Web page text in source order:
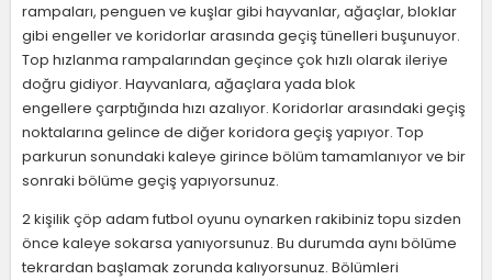
rampaları, penguen ve kuşlar gibi hayvanlar, ağaçlar, bloklar
gibi engeller ve koridorlar arasında geçiş tünelleri buşunuyor.
Top hızlanma rampalarından geçince çok hızlı olarak ileriye
doğru gidiyor. Hayvanlara, ağaçlara yada blok
engellere çarptığında hızı azalıyor. Koridorlar arasındaki geçiş
noktalarına gelince de diğer koridora geçiş yapıyor. Top
parkurun sonundaki kaleye girince bölüm tamamlanıyor ve bir
sonraki bölüme geçiş yapıyorsunuz.
2 kişilik çöp adam futbol oyunu oynarken rakibiniz topu sizden
önce kaleye sokarsa yanıyorsunuz. Bu durumda aynı bölüme
tekrardan başlamak zorunda kalıyorsunuz. Bölümleri